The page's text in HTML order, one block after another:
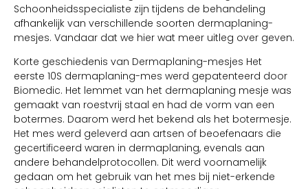
Schoonheidsspecialiste zijn tijdens de behandeling
afhankelijk van verschillende soorten dermaplaning-
mesjes. Vandaar dat we hier wat meer uitleg over geven.
Korte geschiedenis van Dermaplaning-mesjes Het
eerste 10S dermaplaning-mes werd gepatenteerd door
Biomedic. Het lemmet van het dermaplaning mesje was
gemaakt van roestvrij staal en had de vorm van een
botermes. Daarom werd het bekend als het botermesje.
Het mes werd geleverd aan artsen of beoefenaars die
gecertificeerd waren in dermaplaning, evenals aan
andere behandelprotocollen. Dit werd voornamelijk
gedaan om het gebruik van het mes bij niet-erkende